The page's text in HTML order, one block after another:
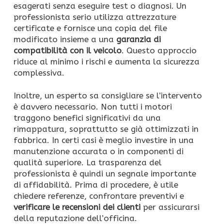
esagerati senza eseguire test o diagnosi. Un
professionista serio utilizza attrezzature
certificate e fornisce una copia del file
modificato insieme a una garanzia di
compatibilità con il veicolo. Questo approccio
riduce al minimo i rischi e aumenta la sicurezza
complessiva.
Inoltre, un esperto sa consigliare se l’intervento
è davvero necessario. Non tutti i motori
traggono benefici significativi da una
rimappatura, soprattutto se già ottimizzati in
fabbrica. In certi casi è meglio investire in una
manutenzione accurata o in componenti di
qualità superiore. La trasparenza del
professionista è quindi un segnale importante
di affidabilità. Prima di procedere, è utile
chiedere referenze, confrontare preventivi e
verificare le recensioni dei clienti per assicurarsi
della reputazione dell’officina.